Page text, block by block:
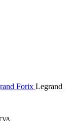
Forix Legrand